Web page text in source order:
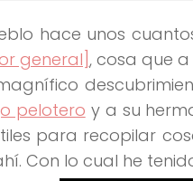
hace unos
general] , cosa que
pelotero y a su
para recopilar
Con lo cual he